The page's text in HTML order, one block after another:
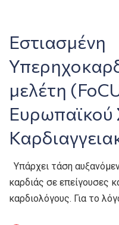
Εστιασμένη
μελέτη
Ευρωπαϊκού
Yπάρχει τάση
καρδιάς σε επείγουσες
καρδιολόγους. Για το